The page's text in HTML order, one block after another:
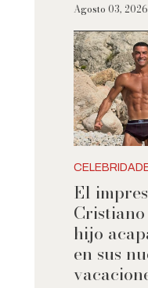
Agosto 03, 2026
El
hijo
en sus